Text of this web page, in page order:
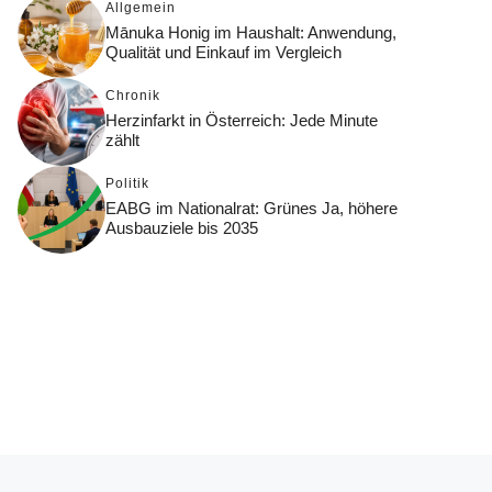
Allgemein
Mānuka Honig im Haushalt: Anwendung,
Qualität und Einkauf im Vergleich
Chronik
Herzinfarkt in Österreich: Jede Minute
zählt
Politik
EABG im Nationalrat: Grünes Ja, höhere
Ausbauziele bis 2035